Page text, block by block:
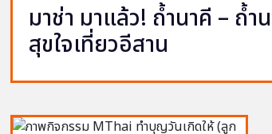
มาช่า มาแล้ว! ถ้ำนาคี – ถ้
สุขใจเที่ยวอีสาน